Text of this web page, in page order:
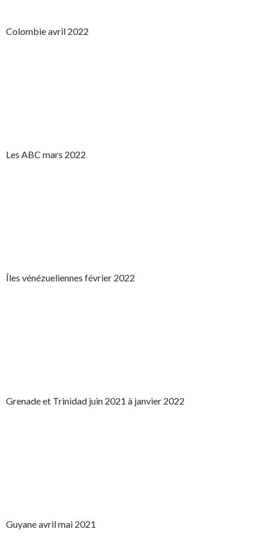
Colombie avril 2022
Les ABC mars 2022
Îles vénézueliennes février 2022
Grenade et Trinidad juin 2021 à janvier 2022
Guyane avril mai 2021